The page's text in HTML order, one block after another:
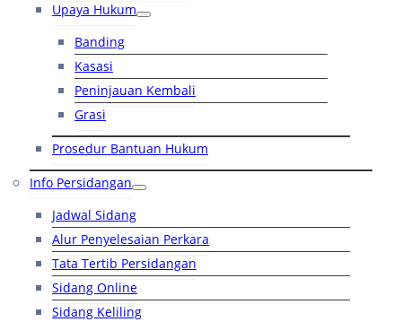
Upaya Hukum
Banding
Kasasi
Peninjauan Kembali
Grasi
Prosedur Bantuan Hukum
Info Persidangan
Jadwal Sidang
Alur Penyelesaian Perkara
Tata Tertib Persidangan
Sidang Online
Sidang Keliling